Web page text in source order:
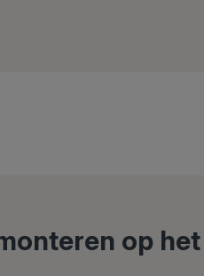
op